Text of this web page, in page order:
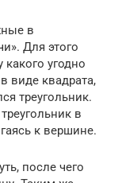
в
Для этого
угодно
виде квадрата,
треугольник.
в
к вершине.
после чего